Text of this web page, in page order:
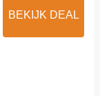
BEKIJK DEAL